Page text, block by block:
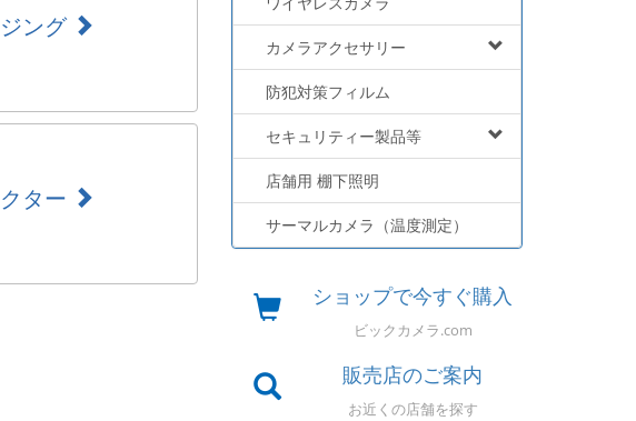
ング
ター
カメラアクセサリー
防犯対策フィルム
セキュリティー製品等
店舗用 棚下照明
サーマルカメラ（温度測定）
ショップで今すぐ購入
ビックカメラ.com
販売店のご案内
お近くの店舗を探す